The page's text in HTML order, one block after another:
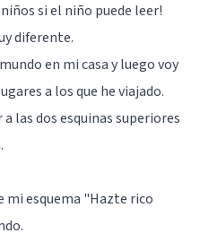
si el niño puede leer!
diferente.
en mi casa y luego voy
a los que he viajado.
las dos esquinas superiores
mi esquema "Hazte rico